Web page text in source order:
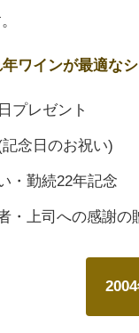
ワインが最適なシ
プレゼント
念日のお祝い)
・勤続22年記念
・上司への感謝の